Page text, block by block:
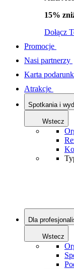
15%
Dołącz
Promocje
Nasi partnerzy
Karta
Atrakcje
Spotkania i
Wstecz
Dla
Wstecz